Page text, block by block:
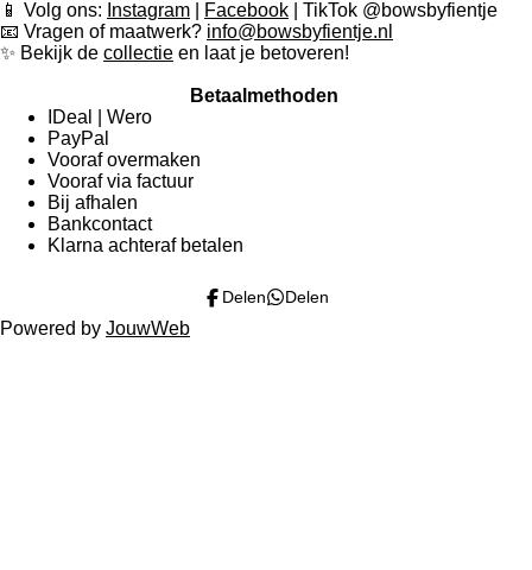
o
k
r
a
m
p
p
📱 Volg ons: Instagram Facebook | TikTok @bowsbyfientje
📧 Vragen of maatwerk? info@bowsbyfientje.nl
✨ Bekijk de collectie en laat je betoveren!
Betaalmethoden
IDeal | Wero
PayPal
Vooraf overmaken
Vooraf via factuur
Bij afhalen
Bankcontact
Klarna achteraf betalen
Delen Delen
Powered by JouwWeb